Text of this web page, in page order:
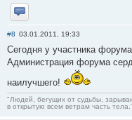
Отправить личное
#8 03.01.2011, 19:33
Сегодня у участника
Администрация форума
наилучшего!
"Людей, бегущих от судьбы,
в открытую всем ветрам часть